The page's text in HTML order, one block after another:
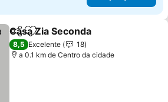
PartilharAdicionar aos favoritos
Casa Zia Seconda
8,5 Excelente
18
a 0.1 km de Centro da cidade